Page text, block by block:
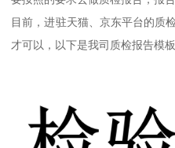
目前，进驻天猫、京东平台的质
才可以，以下是我司质检报告模